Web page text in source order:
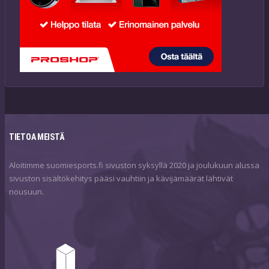
TIETOA MEISTÄ
Aloitimme suomiesports.fi sivuston syksyllä 2020 ja joulukuun alussa
sivuston sisältökehitys pääsi vauhtiin ja kävijämäärät lähtivät
nousuun.